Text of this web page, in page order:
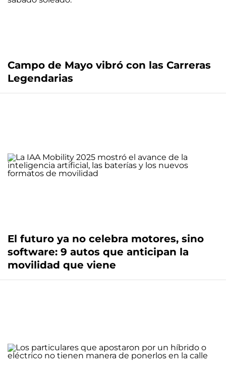
Campo de Mayo vibró con las Carreras
Legendarias
El futuro ya no celebra motores, sino
software: 9 autos que anticipan la
movilidad que viene